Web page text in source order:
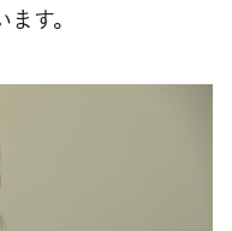
す。